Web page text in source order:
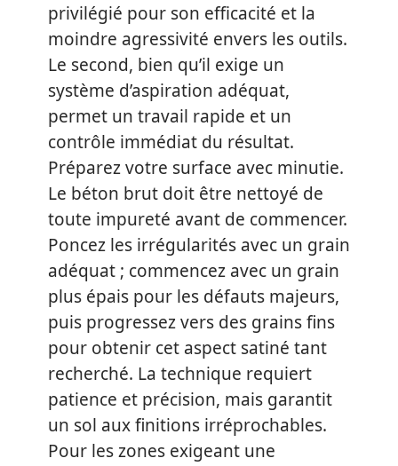
privilégié pour son efficacité et la
moindre agressivité envers les outils.
Le second, bien qu’il exige un
système d’aspiration adéquat,
permet un travail rapide et un
contrôle immédiat du résultat.
Préparez votre surface avec minutie.
Le béton brut doit être nettoyé de
toute impureté avant de commencer.
Poncez les irrégularités avec un grain
adéquat ; commencez avec un grain
plus épais pour les défauts majeurs,
puis progressez vers des grains fins
pour obtenir cet aspect satiné tant
recherché. La technique requiert
patience et précision, mais garantit
un sol aux finitions irréprochables.
Pour les zones exigeant une